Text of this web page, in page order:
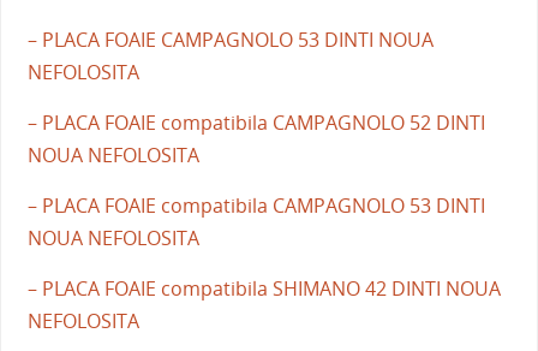
– PLACA FOAIE CAMPAGNOLO 53 DINTI NOUA
NEFOLOSITA
– PLACA FOAIE compatibila CAMPAGNOLO 52 DINTI
NOUA NEFOLOSITA
– PLACA FOAIE compatibila CAMPAGNOLO 53 DINTI
NOUA NEFOLOSITA
– PLACA FOAIE compatibila SHIMANO 42 DINTI NOUA
NEFOLOSITA